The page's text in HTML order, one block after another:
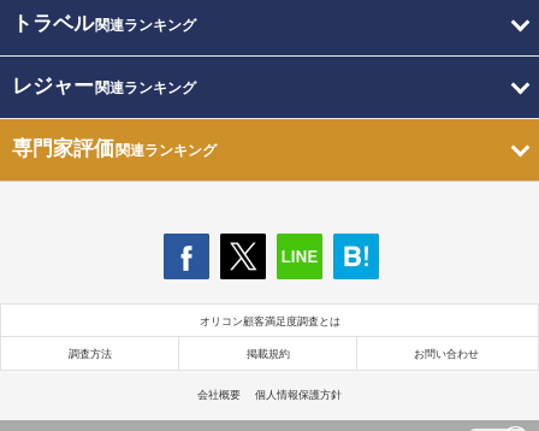
トラベル関連ランキング
レジャー関連ランキング
専門家評価関連ランキング
オリコン顧客満足度調査とは
調査方法 掲載規約 お問い合わせ
会社概要 個人情報保護方針